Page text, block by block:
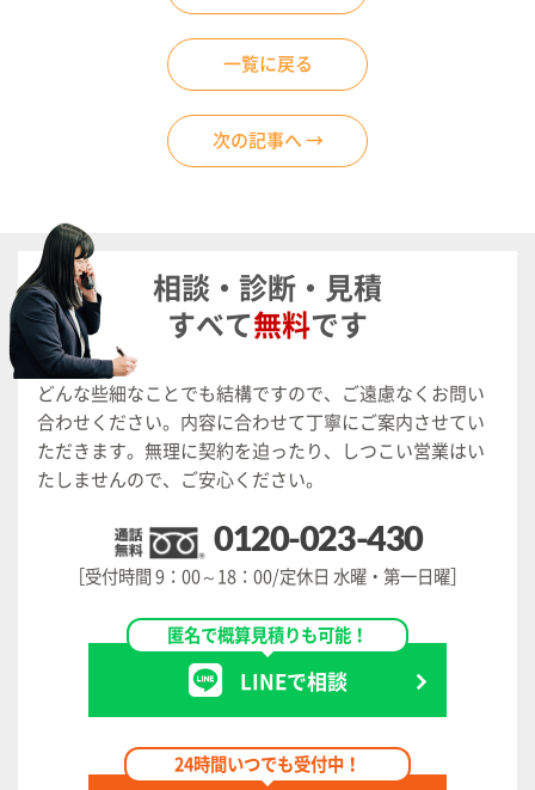
一覧に戻る
次の記事へ →
相談・診断・見積
すべて無料です
どんな些細なことでも結構ですので、ご遠慮なくお問い
合わせください。 内容に合わせて丁寧にご案内させてい
ただきます。 無理に契約を迫ったり、しつこい営業はい
たしませんので、ご安心ください。
0120-023-430
［受付時間 9：00～18：00/定休日 水曜・第一日曜］
匿名で概算見積りも可能！
LINEで相談
24時間いつでも受付中！